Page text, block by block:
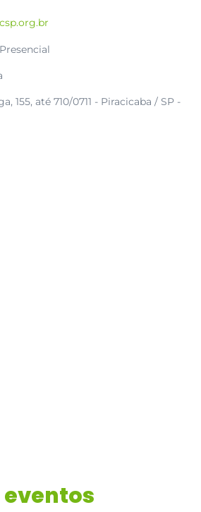
Presencial
155, até 710/0711 - Piracicaba / SP -